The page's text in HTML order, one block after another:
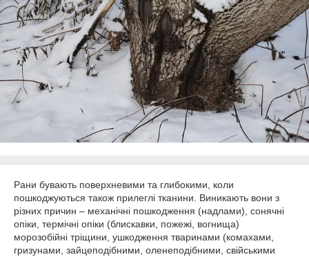
Рани бувають поверхневими та глибокими, коли
пошкоджуються також прилеглі тканини. Виникають вони з
різних причин – механічні пошкодження (надлами), сонячні
опіки, термічні опіки (блискавки, пожежі, вогнища)
морозобійні тріщини, ушкодження тваринами (комахами,
гризунами, зайцеподібними, оленеподібними, свійськими